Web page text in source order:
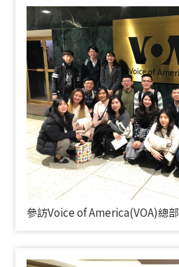
參訪Voice of America(VOA)總部